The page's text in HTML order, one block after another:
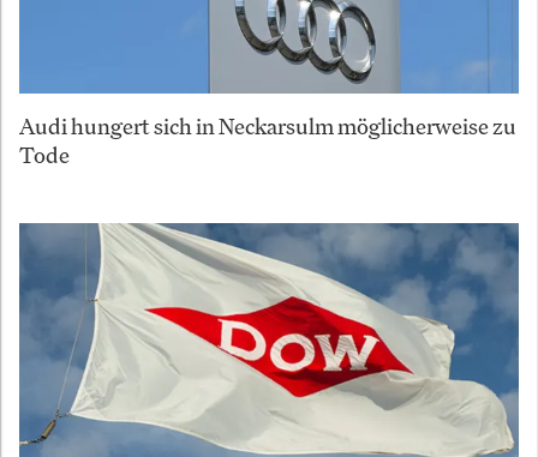
Audi hungert sich in Neckarsulm möglicherweise zu
Tode